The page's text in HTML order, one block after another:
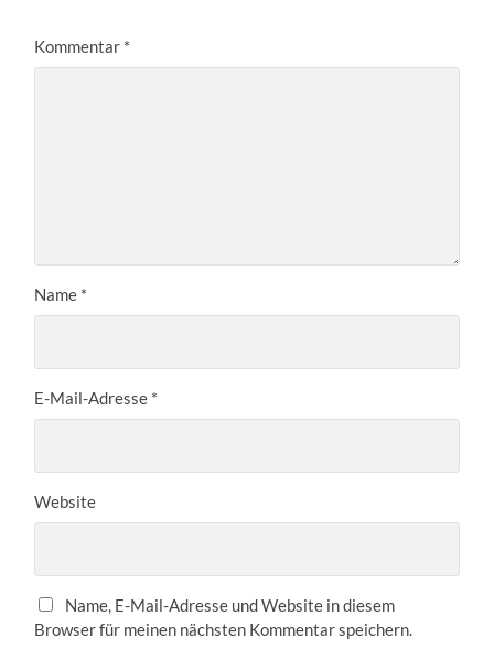
Kommentar *
Name *
E-Mail-Adresse *
Website
Name, E-Mail-Adresse und Website in diesem
Browser für meinen nächsten Kommentar speichern.